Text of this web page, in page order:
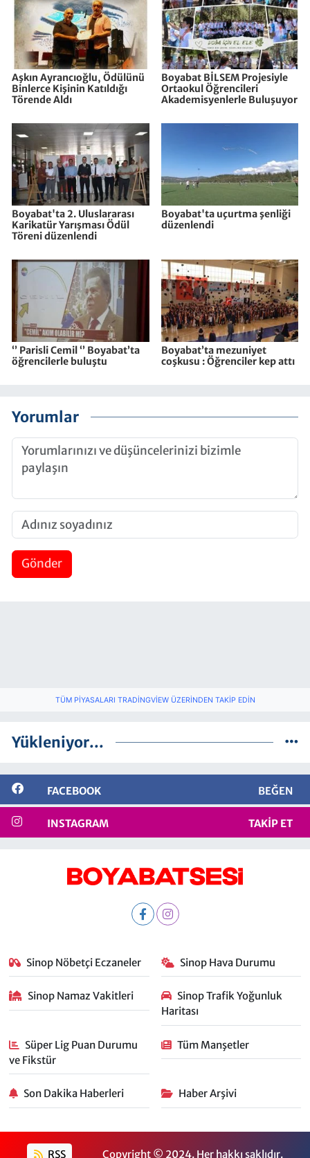
Aşkın Ayrancıoğlu, Ödülünü
Binlerce Kişinin Katıldığı
Törende Aldı
Boyabat BİLSEM Projesiyle
Ortaokul Öğrencileri
Akademisyenlerle Buluşuyor
Boyabat'ta 2. Uluslararası
Karikatür Yarışması Ödül
Töreni düzenlendi
Boyabat'ta uçurtma şenliği
düzenlendi
‘’ Parisli Cemil ‘’ Boyabat’ta
öğrencilerle buluştu
Boyabat’ta mezuniyet
coşkusu : Öğrenciler kep attı
Yorumlar
Gönder
TÜM PIYASALARI TRADINGVIEW ÜZERINDEN TAKIP EDIN
Yükleniyor...
FACEBOOK BEĞEN
INSTAGRAM TAKIP ET
Sinop Nöbetçi Eczaneler Sinop Hava Durumu
Sinop Namaz Vakitleri
Sinop Trafik Yoğunluk
Haritası
Süper Lig Puan Durumu
ve Fikstür
Tüm Manşetler
Son Dakika Haberleri Haber Arşivi
RSS Copyright © 2024. Her hakkı saklıdır.